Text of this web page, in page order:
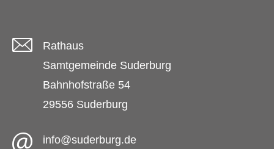
Rathaus
Samtgemeinde Suderburg
Bahnhofstraße 54
29556 Suderburg
info@suderburg.de